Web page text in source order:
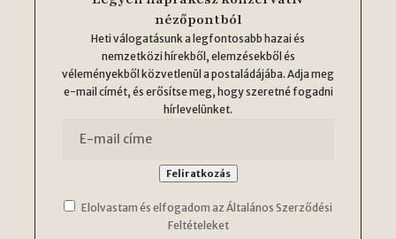
nézőpontból
Heti válogatásunk a legfontosabb hazai és
nemzetközi hírekből, elemzésekből és
véleményekből közvetlenül a postaládájába. Adja meg
e-mail címét, és erősítse meg, hogy szeretné fogadni
hírlevelünket.
Elolvastam és elfogadom az Általános Szerződési
Feltételeket